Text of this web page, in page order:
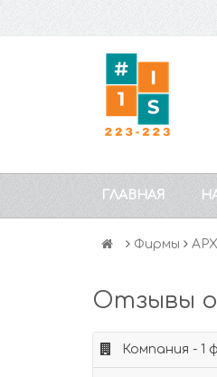
ГЛАВНАЯ
Фирмы
Отзывы
Компания - 1